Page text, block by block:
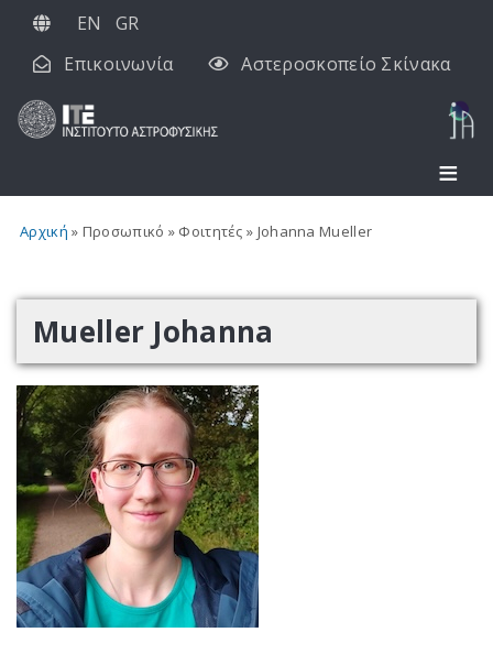
Παράκαμψη
προς
περιεχόμενο
EN
GR
Επικοινωνία
Αστεροσκοπείο Σκίνακα
Αρχική Προσωπικό Φοιτητές Johanna Mueller
Mueller Johanna